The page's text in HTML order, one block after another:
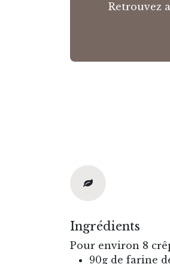
Retrouvez
Ingrédients
Pour environ 8
90g de farine